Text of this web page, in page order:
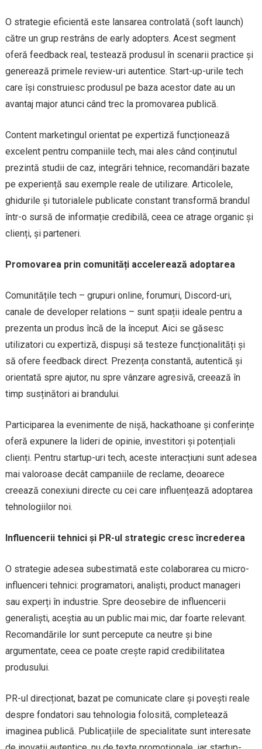
O strategie eficientă este lansarea controlată (soft launch)
către un grup restrâns de early adopters. Acest segment
oferă feedback real, testează produsul în scenarii practice și
generează primele review-uri autentice. Start-up-urile tech
care își construiesc produsul pe baza acestor date au un
avantaj major atunci când trec la promovarea publică.
Content marketingul orientat pe expertiză funcționează
excelent pentru companiile tech, mai ales când conținutul
prezintă studii de caz, integrări tehnice, recomandări bazate
pe experiență sau exemple reale de utilizare. Articolele,
ghidurile și tutorialele publicate constant transformă brandul
într-o sursă de informație credibilă, ceea ce atrage organic și
clienți, și parteneri.
Promovarea prin comunități accelerează adoptarea
Comunitățile tech – grupuri online, forumuri, Discord-uri,
canale de developer relations – sunt spații ideale pentru a
prezenta un produs încă de la început. Aici se găsesc
utilizatori cu expertiză, dispuși să testeze funcționalități și
să ofere feedback direct. Prezența constantă, autentică și
orientată spre ajutor, nu spre vânzare agresivă, creează în
timp susținători ai brandului.
Participarea la evenimente de nișă, hackathoane și conferințe
oferă expunere la lideri de opinie, investitori și potențiali
clienți. Pentru startup-uri tech, aceste interacțiuni sunt adesea
mai valoroase decât campaniile de reclame, deoarece
creează conexiuni directe cu cei care influențează adoptarea
tehnologiilor noi.
Influencerii tehnici și PR-ul strategic cresc încrederea
O strategie adesea subestimată este colaborarea cu micro-
influenceri tehnici: programatori, analiști, product manageri
sau experți în industrie. Spre deosebire de influencerii
generaliști, aceștia au un public mai mic, dar foarte relevant.
Recomandările lor sunt percepute ca neutre și bine
argumentate, ceea ce poate crește rapid credibilitatea
produsului.
PR-ul direcționat, bazat pe comunicate clare și povești reale
despre fondatori sau tehnologia folosită, completează
imaginea publică. Publicațiile de specialitate sunt interesate